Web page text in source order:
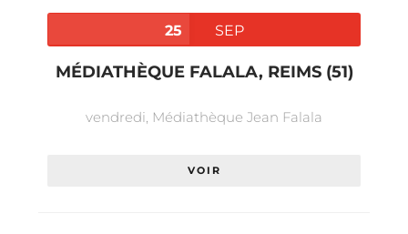
25 SEP
MÉDIATHÈQUE FALALA, REIMS (51)
vendredi, Médiathèque Jean Falala
VOIR